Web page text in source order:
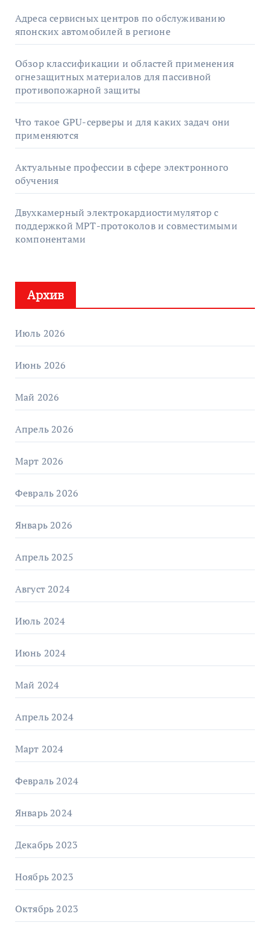
Адреса сервисных центров по обслуживанию
японских автомобилей в регионе
Обзор классификации и областей применения
огнезащитных материалов для пассивной
противопожарной защиты
Что такое GPU-серверы и для каких задач они
применяются
Актуальные профессии в сфере электронного
обучения
Двухкамерный электрокардиостимулятор с
поддержкой МРТ-протоколов и совместимыми
компонентами
Архив
Июль 2026
Июнь 2026
Май 2026
Апрель 2026
Март 2026
Февраль 2026
Январь 2026
Апрель 2025
Август 2024
Июль 2024
Июнь 2024
Май 2024
Апрель 2024
Март 2024
Февраль 2024
Январь 2024
Декабрь 2023
Ноябрь 2023
Октябрь 2023